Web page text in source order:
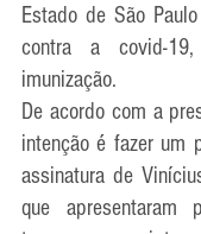
Estado de São
contra a covid-
imunização.
De acordo com a
intenção é fazer um
assinatura de
que apresentaram